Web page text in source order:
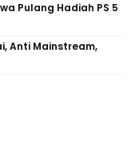
Pulang Hadiah PS 5
Anti Mainstream,